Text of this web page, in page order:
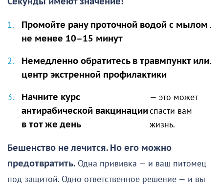
Промойте рану проточной водой с мылом
не менее 10–15 минут
.
Немедленно обратитесь в травмпункт или
центр экстренной профилактики
.
Начните курс
антирабической вакцинации
в тот же день
— это может
спасти вам
жизнь.
Бешенство не лечится. Но его можно
предотвратить. Одна прививка — и ваш питомец
под защитой. Одно ответственное решение — и вы